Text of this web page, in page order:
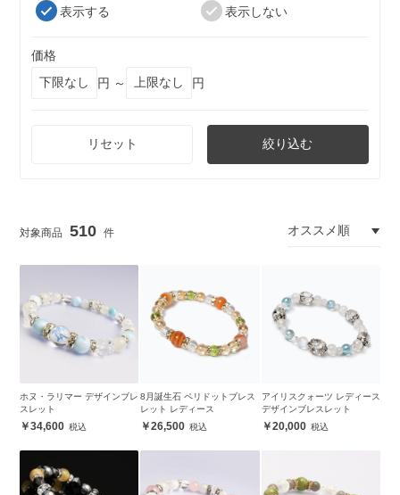
表示する
表示しない
価格
円 ～
円
リセット 絞り込む
510
ホヌ・ラリマー デザインブレ
スレット
34,600
8月誕生石 ペリドットブレス
レット レディース
26,500
アイリスクォーツ レディース
デザインブレスレット
20,000